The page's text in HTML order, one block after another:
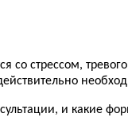
со стрессом,
и какие